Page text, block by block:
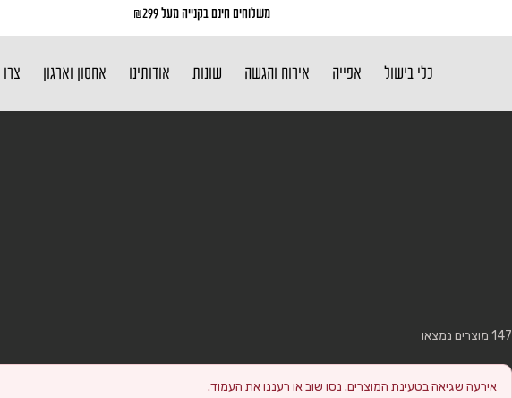
משלוחים חינם בקנייה מעל ₪299
כלי בישול אפייה אירוח והגשה שונות אודותינו אחסון וארגון
147 מוצרים נמצאו
אירעה שגיאה בטעינת המוצרים. נסו שוב או רעננו את העמוד.